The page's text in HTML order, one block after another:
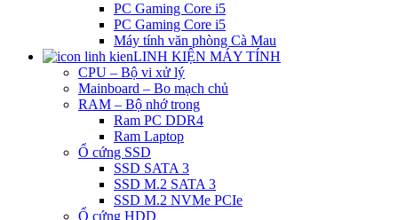
PC Gaming Core i5
PC Gaming Core i5
Máy tính văn phòng Cà Mau
LINH KIỆN MÁY TÍNH
CPU – Bộ vi xử lý
Mainboard – Bo mạch chủ
RAM – Bộ nhớ trong
Ram PC DDR4
Ram Laptop
Ổ cứng SSD
SSD SATA 3
SSD M.2 SATA 3
SSD M.2 NVMe PCIe
Ổ cứng HDD